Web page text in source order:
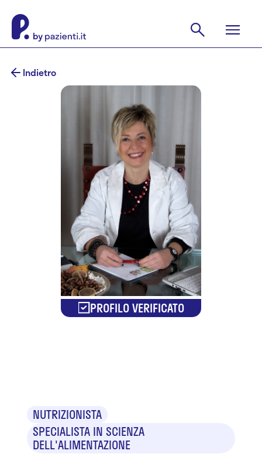
Indietro
PROFILO VERIFICATO
NUTRIZIONISTA
SPECIALISTA IN SCIENZA
DELL'ALIMENTAZIONE